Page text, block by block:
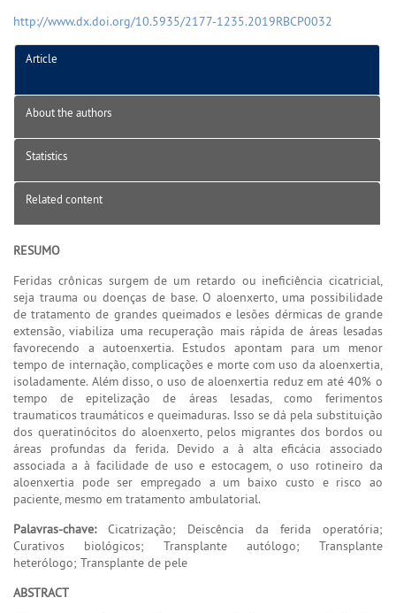
http://www.dx.doi.org/10.5935/2177-1235.2019RBCP0032
Article
About the authors
Statistics
Related content
RESUMO
Feridas crônicas surgem de um retardo ou ineficiência cicatricial,
seja trauma ou doenças de base. O aloenxerto, uma possibilidade
de tratamento de grandes queimados e lesões dérmicas de grande
extensão, viabiliza uma recuperação mais rápida de áreas lesadas
favorecendo a autoenxertia. Estudos apontam para um menor
tempo de internação, complicações e morte com uso da aloenxertia,
isoladamente. Além disso, o uso de aloenxertia reduz em até 40% o
tempo de epitelização de áreas lesadas, como ferimentos
traumaticos traumáticos e queimaduras. Isso se dá pela substituição
dos queratinócitos do aloenxerto, pelos migrantes dos bordos ou
áreas profundas da ferida. Devido a à alta eficácia associado
associada a à facilidade de uso e estocagem, o uso rotineiro da
aloenxertia pode ser empregado a um baixo custo e risco ao
paciente, mesmo em tratamento ambulatorial.
Palavras-chave:Cicatrização; Deiscência da ferida operatória;
Curativos biológicos; Transplante autólogo; Transplante
heterólogo; Transplante de pele
ABSTRACT